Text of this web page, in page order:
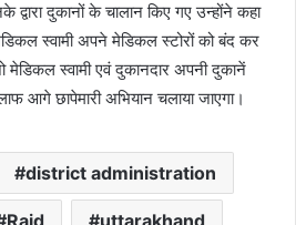
दुकानों के चालान किए गए उन्होंने कहा
स्वामी अपने मेडिकल स्टोरों को बंद कर
मेडिकल स्वामी एवं दुकानदार अपनी दुकानें
आगे छापेमारी अभियान चलाया जाएगा।
district administration
Raid uttarakhand